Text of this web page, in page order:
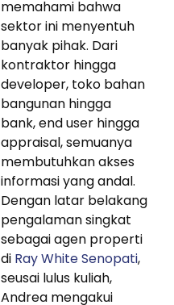
memahami bahwa
sektor ini menyentuh
banyak pihak. Dari
kontraktor hingga
developer, toko bahan
bangunan hingga
bank, end user hingga
appraisal, semuanya
membutuhkan akses
informasi yang andal.
Dengan latar belakang
pengalaman singkat
sebagai agen properti
di Ray White Senopati,
seusai lulus kuliah,
Andrea mengakui